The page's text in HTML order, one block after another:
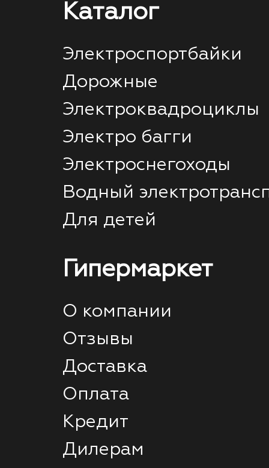
Каталог
Электроспортбайки
Дорожные
Электроквадроциклы
Электро багги
Электроснегоходы
Водный
Для детей
Гипермаркет
О компании
Отзывы
Доставка
Оплата
Кредит
Дилерам